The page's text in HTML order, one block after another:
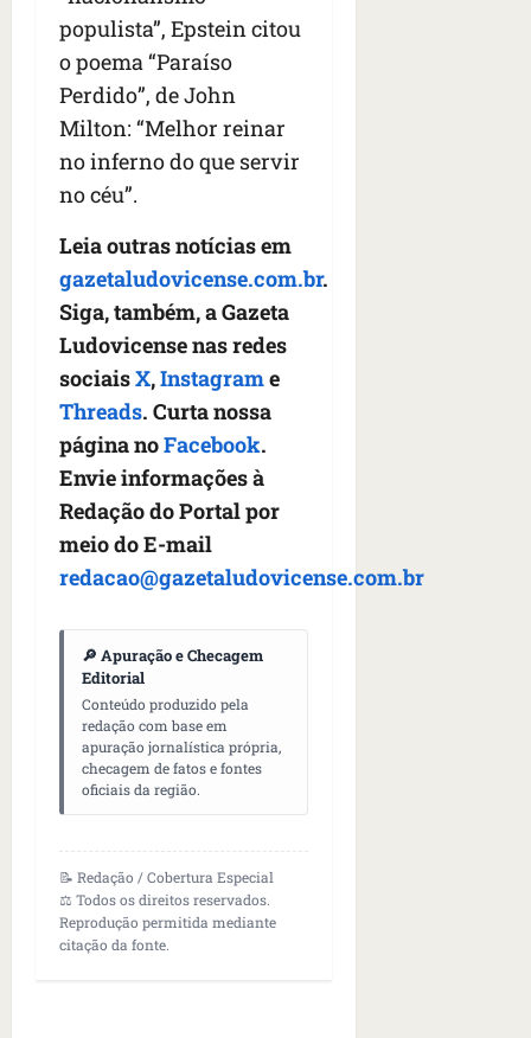
populista”, Epstein citou
o poema “Paraíso
Perdido”, de John
Milton: “Melhor reinar
no inferno do que servir
no céu”.
Leia outras notícias em
gazetaludovicense.com.br.
Siga, também, a Gazeta
Ludovicense nas redes
sociaisX,Instagrame
Threads. Curta nossa
página noFacebook.
Envie informações à
Redação do Portal por
meio do E-mail
redacao@gazetaludovicense.com.br
🔎 Apuração e Checagem
Editorial
Conteúdo produzido pela
redação com base em
apuração jornalística própria,
checagem de fatos e fontes
oficiais da região.
📝 Redação / Cobertura Especial
⚖️ Todos os direitos reservados.
Reprodução permitida mediante
citação da fonte.